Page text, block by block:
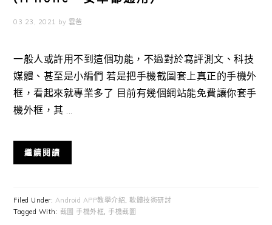
03 23, 2021 by 雲爸
一般人或許用不到這個功能，不過對於寫評測文、科技
媒體、甚至是小編們 若是把手機截圖套上真正的手機外
框，看起來就專業多了 目前有幾個網站能免費讓你套手
機外框，其 ...
繼續閱讀
Filed Under: Android APP教學介紹,軟體技術研討
Tagged With: 截圖 手機外框,手機截圖